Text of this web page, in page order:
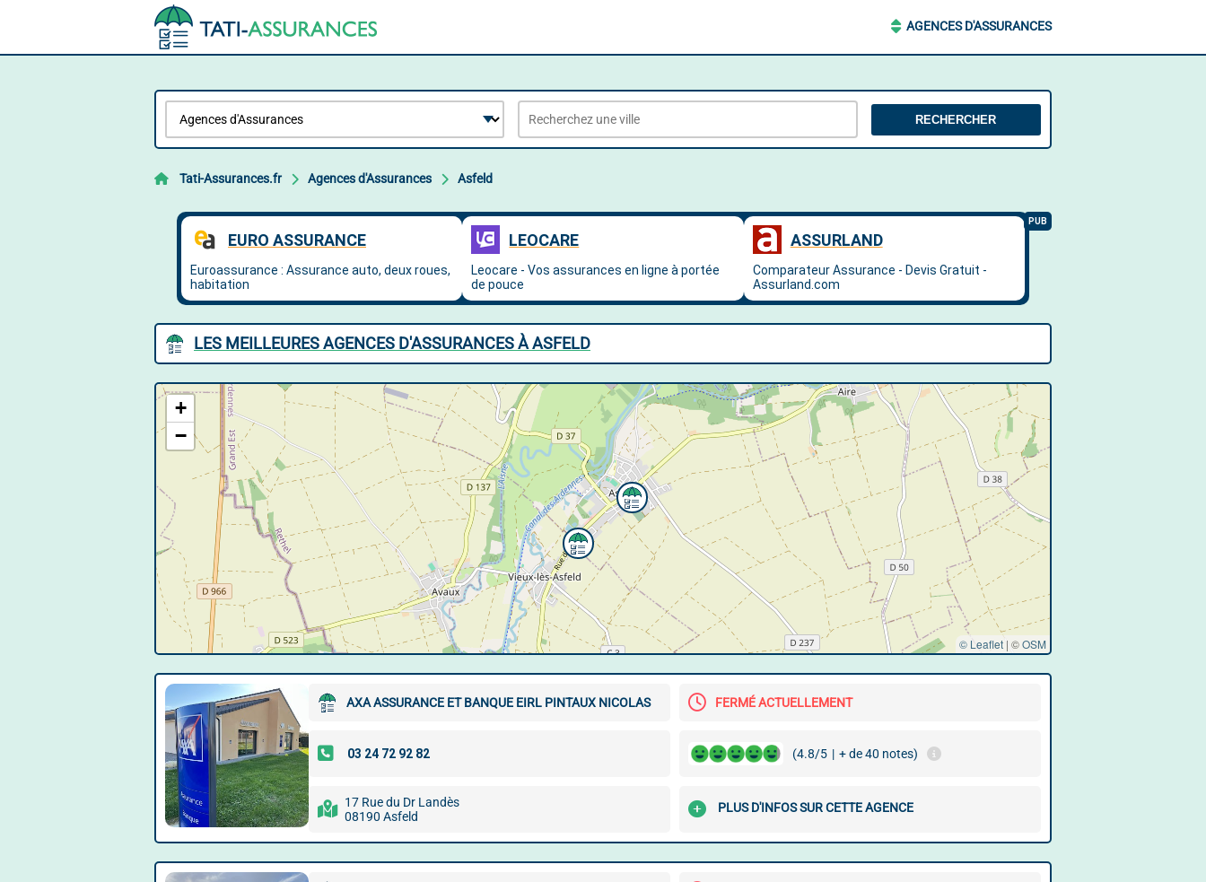
AGENCES D'ASSURANCES
RECHERCHER
Tati-Assurances.fr Agences d'Assurances Asfeld
LES MEILLEURES AGENCES D'ASSURANCES À ASFELD
+
−
© Leaflet | ©OSM
AXA ASSURANCE ET BANQUE EIRL PINTAUX NICOLAS FERMÉ ACTUELLEMENT
(4.8/5 | + de 40 notes)
17 Rue du Dr Landès
08190 Asfeld
PLUS D'INFOS SUR CETTE AGENCE